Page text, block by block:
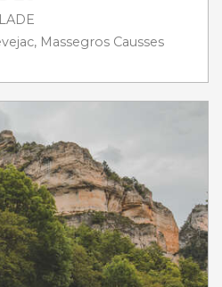
Massegros Causses